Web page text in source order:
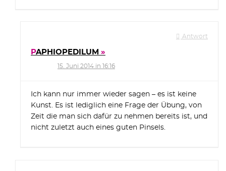
Antwort
PAPHIOPEDILUM
15. Juni 2014 in 16:16
Ich kann nur immer wieder sagen – es ist keine
Kunst. Es ist lediglich eine Frage der Übung, von
Zeit die man sich dafür zu nehmen bereits ist, und
nicht zuletzt auch eines guten Pinsels.